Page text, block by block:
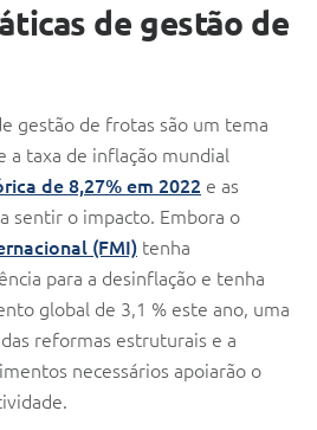
de gestão de
gestão de frotas são um tema
a taxa de inflação mundial
de 8,27% em 2022 e as
sentir o impacto. Embora o
(FMI) tenha
para a desinflação e tenha
global de 3,1 % este ano, uma
reformas estruturais e a
necessários apoiarão o